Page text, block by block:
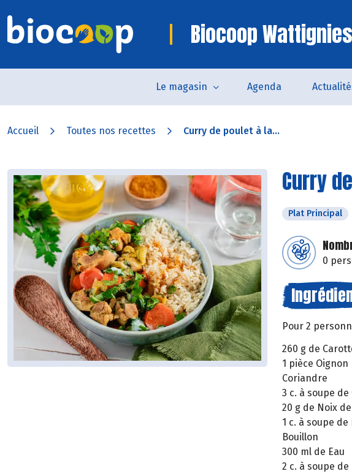
Biocoop Wattignies
Le magasin Agenda
Accueil Toutes nos recettes Curry de poulet à la...
Curry
Plat Principal
0
Pour 2
260 g de
1 pièce Oignon
Coriandre
3 c. à soupe
20 g de Noix
1 c. à soupe
Bouillon
300 ml de Eau
2 c. à soupe de